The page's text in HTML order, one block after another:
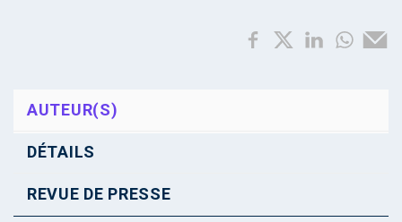
AUTEUR(S)
DÉTAILS
REVUE DE PRESSE